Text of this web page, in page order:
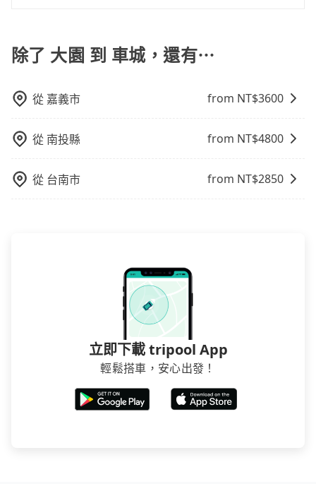
吋行李箱。 為了確保行車安全及遵守相關法規，我們不
能超載人數。 如果您攜帶的行李或物品較多，我們會根
因為司機素質比較差、車上會有煙味、或者車齡過大，
但事實恰恰相反。tripool不僅有嚴密的篩選機制，定期
機也絕對不會在車內吸煙，於新冠肺炎期間也絕對全程
因來自於自行研發的AI車輛調度演算法，能有效降低空
車率，也就是提高俗稱「回頭車」的比例。這不僅體現
在成本的控制，更是在傳統旺季（年假、端午、中秋、
雙十等）能用更少的司機來服務更多的旅客，意味著使
要從大園去車城，請儘早下訂以把握最划算的價格。
除了 大園 到 車城，還有⋯
從 嘉義市 from NT$3600
從 南投縣 from NT$4800
從 台南市 from NT$2850
立即下載 tripool App
輕鬆搭車，安心出發！